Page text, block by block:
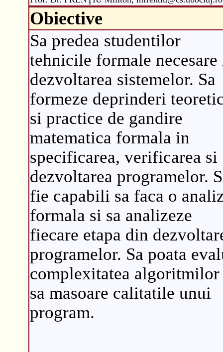
Obiective
Sa predea studentilor
tehnicile formale necesare
dezvoltarea sistemelor. Sa
formeze deprinderi
si practice de gandire
matematica formala in
specificarea, verificarea si
dezvoltarea programelor.
fie capabili sa faca o
formala si sa analizeze
fiecare etapa din
programelor. Sa poata
complexitatea algoritmilor
sa masoare calitatile unui
program.